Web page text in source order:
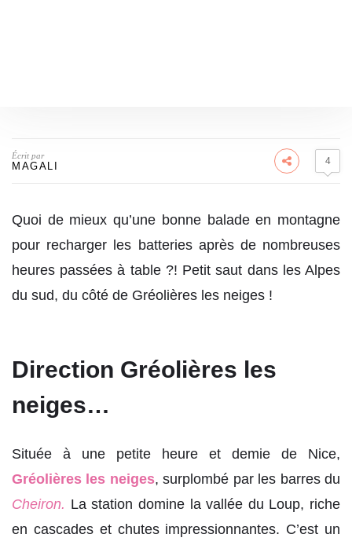
Écrit par
MAGALI 4
Quoi de mieux qu’une bonne balade en montagne
pour recharger les batteries après de nombreuses
heures passées à table ?! Petit saut dans les Alpes
du sud, du côté de Gréolières les neiges !
Direction Gréolières les
neiges…
Située à une petite heure et demie de Nice,
Gréolières les neiges, surplombé par les barres du
Cheiron. La station domine la vallée du Loup, riche
en cascades et chutes impressionnantes. C’est un